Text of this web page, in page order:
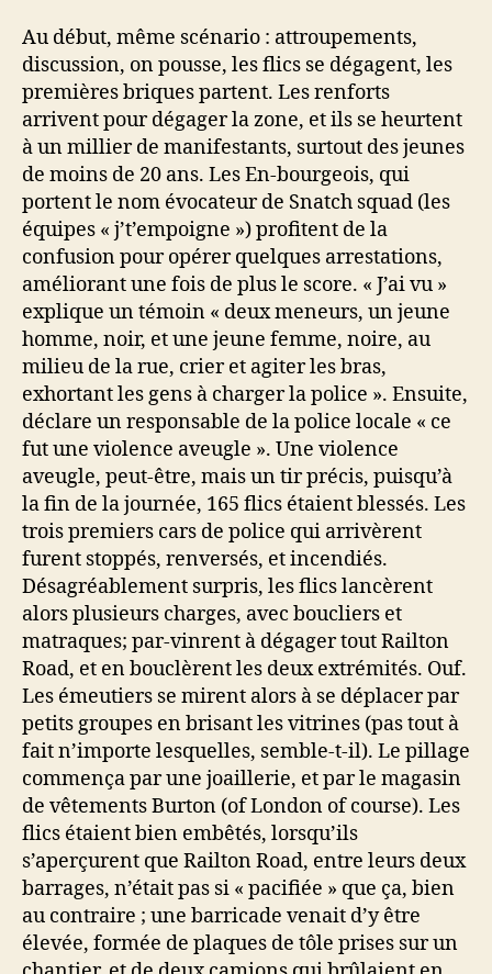
Au début, même scénario : attroupements,
discussion, on pousse, les flics se dégagent, les
premières briques partent. Les renforts
arrivent pour dégager la zone, et ils se heurtent
à un millier de manifestants, surtout des jeunes
de moins de 20 ans. Les En-bourgeois, qui
portent le nom évocateur de Snatch squad (les
équipes « j’t’empoigne ») profitent de la
confusion pour opérer quelques arrestations,
améliorant une fois de plus le score. « J’ai vu »
explique un témoin « deux meneurs, un jeune
homme, noir, et une jeune femme, noire, au
milieu de la rue, crier et agiter les bras,
exhortant les gens à charger la police ». Ensuite,
déclare un responsable de la police locale « ce
fut une violence aveugle ». Une violence
aveugle, peut-être, mais un tir précis, puisqu’à
la fin de la journée, 165 flics étaient blessés. Les
trois premiers cars de police qui arrivèrent
furent stoppés, renversés, et incendiés.
Désagréablement surpris, les flics lancèrent
alors plusieurs charges, avec boucliers et
matraques; par-vinrent à dégager tout Railton
Road, et en bouclèrent les deux extrémités. Ouf.
Les émeutiers se mirent alors à se déplacer par
petits groupes en brisant les vitrines (pas tout à
fait n’importe lesquelles, semble-t-il). Le pillage
commença par une joaillerie, et par le magasin
de vêtements Burton (of London of course). Les
flics étaient bien embêtés, lorsqu’ils
s’aperçurent que Railton Road, entre leurs deux
barrages, n’était pas si « pacifiée » que ça, bien
au contraire ; une barricade venait d’y être
élevée, formée de plaques de tôle prises sur un